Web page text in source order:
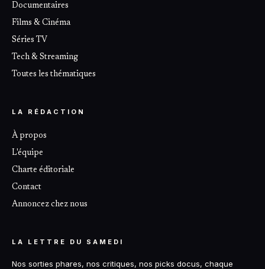
Documentaires
Films & Cinéma
Séries TV
Tech & Streaming
Toutes les thématiques
LA RÉDACTION
À propos
L'équipe
Charte éditoriale
Contact
Annoncez chez nous
LA LETTRE DU SAMEDI
Nos sorties phares, nos critiques, nos picks docus, chaque